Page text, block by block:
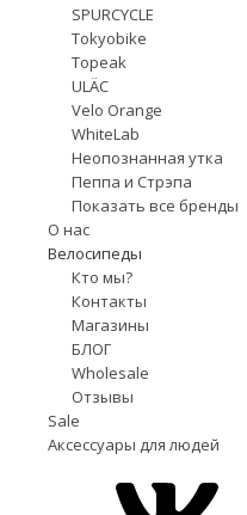
SPURCYCLE
Tokyobike
Topeak
ULÄC
Velo Orange
WhiteLab
Неопознанная утка
Пеппа и Стрэпа
Показать все бренды
О нас
Велосипеды
Кто мы?
Контакты
Магазины
БЛОГ
Wholesale
Отзывы
Sale
Аксессуары для людей